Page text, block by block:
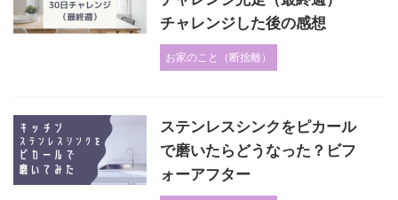
チャレンジした後の感想
お家のこと（断捨離）
ステンレスシンクをピカール
で磨いたらどうなった？ビフ
ォーアフター